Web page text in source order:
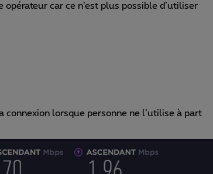
opérateur car ce n’est plus possible d’utiliser
connexion lorsque personne ne l’utilise à part